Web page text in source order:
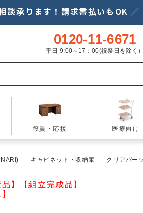
承ります！請求書払いもOK ／
0120-11-6671
平日 9:00～17：00(祝祭日を除く）
役員・応接 医療向け
キャビネット・収納庫 クリアパー
】【組立完成品】